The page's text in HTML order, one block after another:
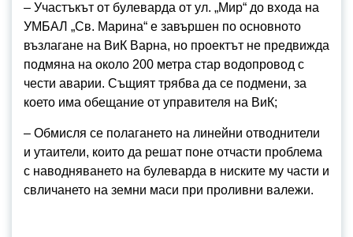
– Участъкът от булеварда от ул. „Мир“ до входа на
УМБАЛ „Св. Марина“ е завършен по основното
възлагане на ВиК Варна, но проектът не предвижда
подмяна на около 200 метра стар водопровод с
чести аварии. Същият трябва да се подмени, за
което има обещание от управителя на ВиК;
– Обмисля се полагането на линейни отводнители
и утаители, които да решат поне отчасти проблема
с наводняването на булеварда в ниските му части и
свличането на земни маси при проливни валежи.